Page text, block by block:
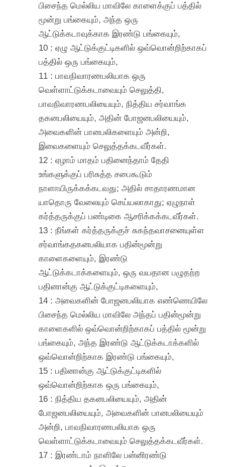
பிசைந்த மெல்லிய மாவிலே காளைக்குப் பத்தில்
மூன்று பங்கையும், அந்த ஒரு
ஆட்டுக்கடாவுக்காக இரண்டு பங்கையும்,
10 : ஏழு ஆட்டுக்குட்டிகளில் ஒவ்வொன்றிற்காகப்
பத்தில் ஒரு பங்கையும்,
11 : பாவநிவாரணபலியாக ஒரு
வெள்ளாட்டுக்கடாவையும் செலுத்தி,
பாவநிவாரணபலியையும், நித்திய சர்வாங்க
தகனபலியையும், அதின் போஜனபலியையும்,
அவைகளின் பானபலிகளையும் அன்றி,
இவைகளையும் செலுத்தக்கடவீர்கள்.
12 : ஏழாம் மாதம் பதினைந்தாம் தேதி
உங்களுக்குப் பரிசுத்த சபைகூடும்
நாளாயிருக்கக்கடவது; அதில் சாதாரணமான
யாதொரு வேலையும் செய்யலாகாது; ஏழுநாள்
கர்த்தருக்குப் பண்டிகை ஆசரிக்கக்கடவீர்கள்.
13 : நீங்கள் கர்த்தருக்குச் சுகந்தவாசனையுள்ள
சர்வாங்கதகனபலியாக பதின்மூன்று
காளைகளையும், இரண்டு
ஆட்டுக்கடாக்களையும், ஒரு வயதான பழுதற்ற
பதினான்கு ஆட்டுக்குட்டிகளையும்,
14 : அவைகளின் போஜனபலியாக எண்ணெயிலே
பிசைந்த மெல்லிய மாவிலே அந்தப் பதின்மூன்று
காளைகளில் ஒவ்வொன்றிற்காகப் பத்தில் மூன்று
பங்கையும், அந்த இரண்டு ஆட்டுக்கடாக்களில்
ஒவ்வொன்றிற்காக இரண்டு பங்கையும்,
15 : பதினான்கு ஆட்டுக்குட்டிகளில்
ஒவ்வொன்றிற்காக ஒரு பங்கையும்,
16 : நித்திய தகனபலியையும், அதின்
போஜனபலியையும், அவைகளின் பானபலியையும்
அன்றி, பாவநிவாரணபலியாக ஒரு
வெள்ளாட்டுக்கடாவையும் செலுத்தக்கடவீர்கள்.
17 : இரண்டாம் நாளிலே பன்னிரண்டு